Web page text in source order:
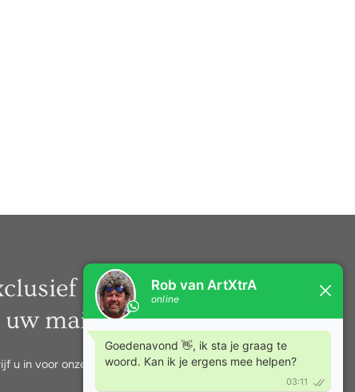
nieuws rechtstreeks
mail.
u in voor onze nieuwsbrief.